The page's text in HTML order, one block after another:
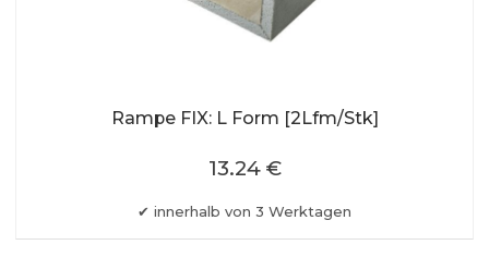
Rampe FIX: L Form [2Lfm/Stk]
innerhalb von 3 Werktagen
13.24 €